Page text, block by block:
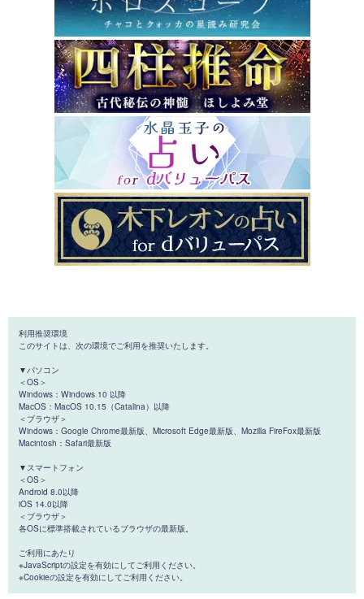
利用推奨環境
このサイトは、次の環境でご利用を推奨いたします。
▼パソコン
＜OS＞
Windows：Windows 10 以降
MacOS：MacOS 10.15（Catalina）以降
＜ブラウザ＞
Windows：Google Chrome最新版、Microsoft Edge最新版、Mozilla FireFox最新版
Macintosh：Safari最新版
▼スマートフォン
＜OS＞
Android 8.0以降
iOS 14.0以降
＜ブラウザ＞
各OSに標準搭載されているブラウザの最新版。
ご利用にあたり
※JavaScriptの設定を有効にしてご利用ください。
※Cookieの設定を有効にしてご利用ください。